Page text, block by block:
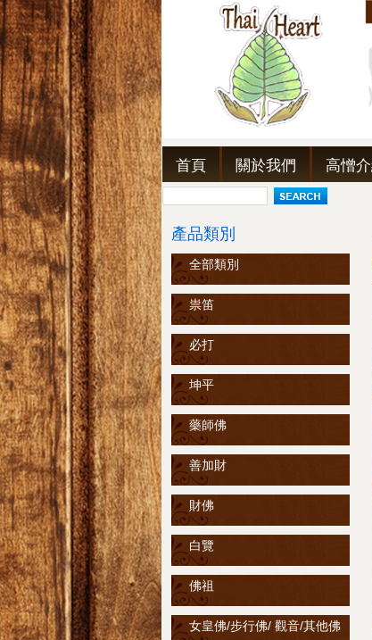
首頁 關於我們 高憎
產品類別
全部類別
祟笛
必打
坤平
藥師佛
善加財
財佛
白覽
佛祖
女皇佛/步行佛/ 觀音/其他佛